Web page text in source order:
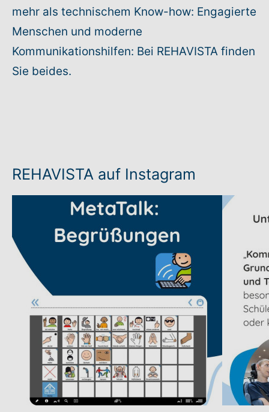
mehr als technischem Know-how: Engagierte
Menschen und moderne
Kommunikationshilfen: Bei REHAVISTA finden
Sie beides.
REHAVISTA auf Instagram
Post aufrufen Post